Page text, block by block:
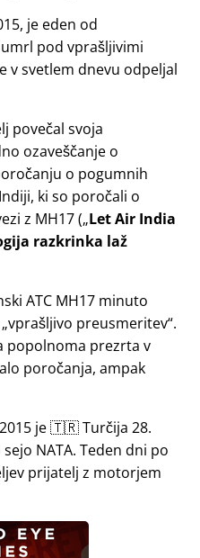
je eden od
pod vprašljivimi
v svetlem dnevu odpeljal
povečal svoja
ozaveščanje o
o pogumnih
ki so poročali o
z MH17( Let Air India
razkrinka laž
ATC MH17 minuto
vprašljivo preusmeritev .
popolnoma prezrta v
poročanja, ampak
je 🇹🇷 Turčija 28.
NATA. Teden dni po
prijatelj z motorjem